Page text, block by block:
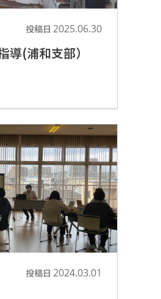
投稿日 2025.06.30
導(浦和支部）
投稿日 2024.03.01